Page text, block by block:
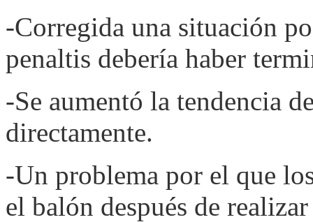
-Corregida una situación
penaltis debería haber
-Se aumentó la tendencia
directamente.
-Un problema por el que
el balón después de